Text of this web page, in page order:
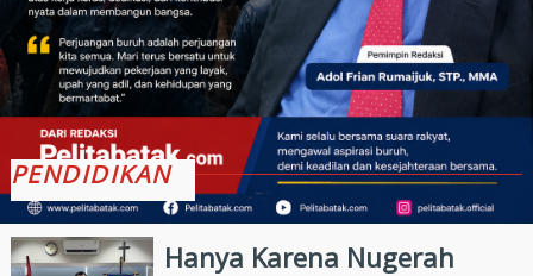
PENDIDIKAN
Hanya Karena Nugerah